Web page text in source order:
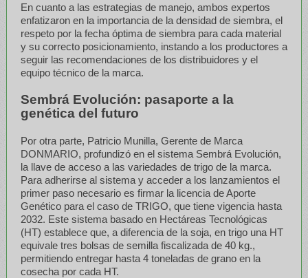
En cuanto a las estrategias de manejo, ambos expertos
enfatizaron en la importancia de la densidad de siembra, el
respeto por la fecha óptima de siembra para cada material
y su correcto posicionamiento, instando a los productores a
seguir las recomendaciones de los distribuidores y el
equipo técnico de la marca.
Sembrá Evolución: pasaporte a la
genética del futuro
Por otra parte, Patricio Munilla, Gerente de Marca
DONMARIO, profundizó en el sistema Sembrá Evolución,
la llave de acceso a las variedades de trigo de la marca.
Para adherirse al sistema y acceder a los lanzamientos el
primer paso necesario es firmar la licencia de Aporte
Genético para el caso de TRIGO, que tiene vigencia hasta
2032. Este sistema basado en Hectáreas Tecnológicas
(HT) establece que, a diferencia de la soja, en trigo una HT
equivale tres bolsas de semilla fiscalizada de 40 kg.,
permitiendo entregar hasta 4 toneladas de grano en la
cosecha por cada HT.